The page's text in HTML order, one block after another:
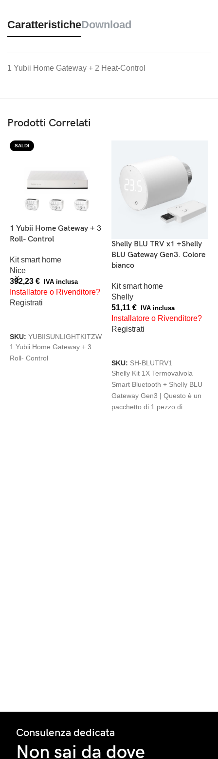
CaratteristicheDownload
1 Yubii Home Gateway + 2 Heat-Control
Prodotti Correlati
SALDI
1 Yubii Home Gateway + 3
Roll- Control
Kit smart home
Nice
392,23 € IVA inclusa
Installatore o Rivenditore?
Registrati
SKU: YUBIISUNLIGHTKITZW
1 Yubii Home Gateway + 3
Roll- Control
Shelly BLU TRV x1 +Shelly
BLU Gateway Gen3. Colore
bianco
Kit smart home
Shelly
51,11 € IVA inclusa
Installatore o Rivenditore?
Registrati
SKU: SH-BLUTRV1
Shelly Kit 1X Termovalvola
Smart Bluetooth + Shelly BLU
Gateway Gen3 | Questo è un
pacchetto di 1 pezzo di
Consulenza dedicata
Non sai da dove